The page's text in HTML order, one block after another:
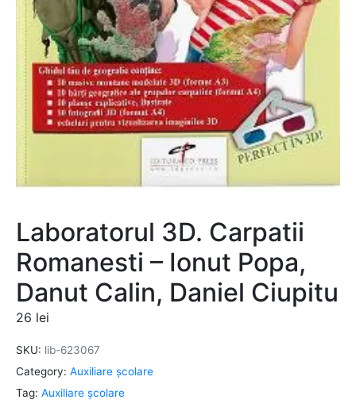
Laboratorul 3D. Carpatii
Romanesti – Ionut Popa,
Danut Calin, Daniel Ciupitu
26 lei
SKU: lib-623067
Category: Auxiliare şcolare
Tag: Auxiliare şcolare